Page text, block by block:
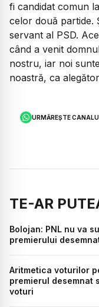
fi candidat comun
celor două partide.
servant al PSD.
când a venit
nostru, iar noi
noastră, ca
URMĂREȘTE
TE-AR
Bolojan: PNL nu va
premierului
Aritmetica voturilor
premierul desemnat
voturi